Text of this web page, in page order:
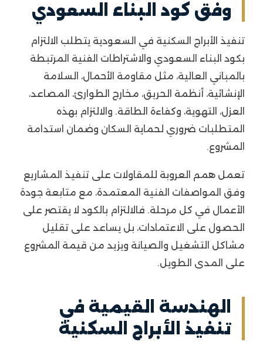
وفق كود البناء السعودي
تنفيذ الأبراج السكنية في السعودية يتطلب الالتزام
بكود البناء السعودي والاشتراطات الفنية المرتبطة
بالمباني العالية، مثل مقاومة الأحمال، السلامة
الإنشائية، أنظمة الحريق، مخارج الطوارئ، المصاعد،
العزل، التهوية، وكفاءة الطاقة. والالتزام بهذه
المتطلبات ضروري لحماية السكان وضمان استدامة
المشروع.
تعمل همم العروبة للمقاولات على تنفيذ المشاريع
وفق المواصفات الفنية المعتمدة، مع متابعة جودة
الأعمال في كل مرحلة. فالالتزام بالكود لا يقتصر على
الحصول على الاعتمادات، بل يساعد على تقليل
مشاكل التشغيل والصيانة ويزيد من قيمة المشروع
على المدى الطويل.
الهندسة القيمية في
تنفيذ الأبراج السكنية